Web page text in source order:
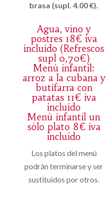
brasa (supl. 4.00 €).
Agua, vino y
postres 18€ iva
incluido (Refrescos
supl 0,70€)
Menú infantil:
arroz a la cubana y
butifarra con
patatas 11€ iva
incluído
Menú infantil un
sólo plato 8€ iva
incluído
Los platos del menú
podrán terminarse y ser
sustituidos por otros.